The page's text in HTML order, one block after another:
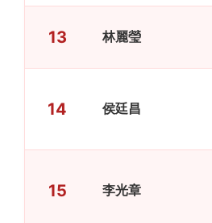
13 林麗瑩
14 侯廷昌
15 李光章